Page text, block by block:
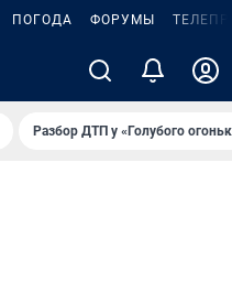
ПОГОДА ФОРУМЫ
Разбор ДТП у «Голубого